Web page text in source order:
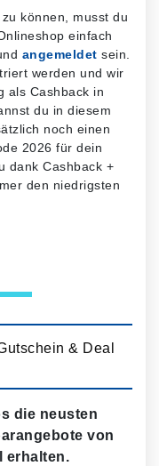
können, musst du
einfach
angemeldet sein.
werden und wir
als Cashback in
du in diesem
noch einen
2026 für dein
dank Cashback +
den niedrigsten
& Deal
die neusten
von
erhalten.